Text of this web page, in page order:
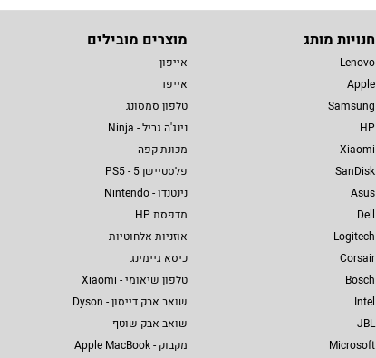
חנויות מותג
Lenovo
Apple
Samsung
HP
Xiaomi
SanDisk
Asus
Dell
Logitech
Corsair
Bosch
Intel
JBL
Microsoft
מוצרים מובילים
אייפון
אייפד
טלפון סמסונג
נינג'ה גריל - Ninja
מכונת קפה
פלסטיישן 5 - PS5
נינטנדו - Nintendo
מדפסת HP
אוזניות אלחוטיות
כיסא גיימינג
טלפון שיאומי - Xiaomi
שואב אבק דייסון - Dyson
שואב אבק שוטף
מקבוק - Apple MacBook